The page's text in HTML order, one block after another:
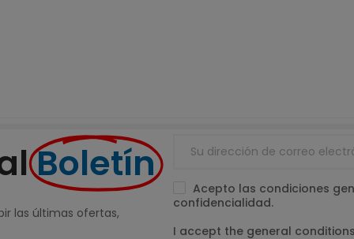
Boletín
las últimas ofertas,
Acepto las condiciones
confidencialidad.
I accept the general